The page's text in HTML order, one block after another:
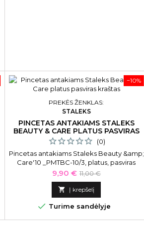
−10%
PREKĖS ŽENKLAS:
STALEKS
PINCETAS ANTAKIAMS STALEKS
BEAUTY & CARE PLATUS PASVIRAS
KRAŠTAS
(0)
Pincetas antakiams Staleks Beauty &amp;
Care'10 _PMTBC-10/3, platus, pasviras
kraštas
Kaina
9,90 € Bazinė
kaina
11,00 €
 Į krepšelį
 Turime sandėlyje